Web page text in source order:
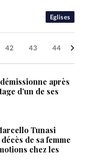
Eglises
42 43 44
après
d’un de ses
Tunasi
de sa femme
chez les